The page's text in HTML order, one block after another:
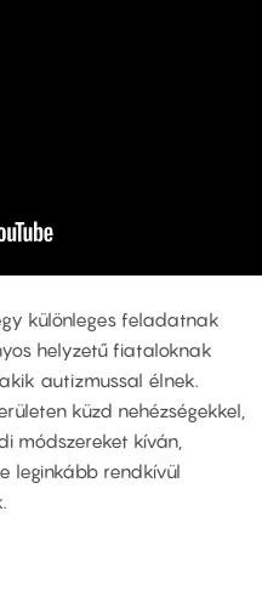
különleges feladatnak
helyzetű fiataloknak
autizmussal élnek.
küzd nehézségekkel,
módszereket kíván,
leginkább rendkívül